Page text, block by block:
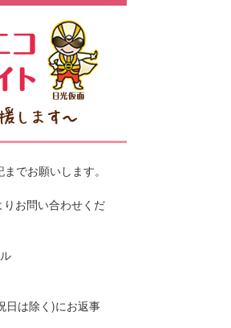
でお願いします。
お問い合わせくだ
日は除く)にお返事